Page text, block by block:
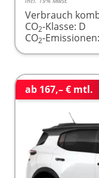
Verbrauch
CO2-Klasse: D
CO2-Emissionen:
ab 167,– € mtl.